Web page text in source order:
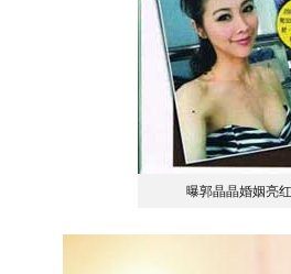
曝郭晶晶婚姻亮